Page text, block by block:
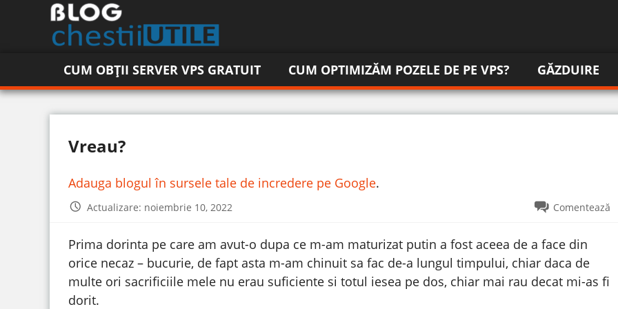
CUM OBȚII SERVER VPS GRATUIT CUM OPTIMIZĂM POZELE DE PE VPS? GĂZDUIRE
Vreau?
Adauga blogul în sursele tale de incredere pe Google.
Actualizare: noiembrie 10, 2022 Comentează
Prima dorinta pe care am avut-o dupa ce m-am maturizat putin a fost aceea de a face din
orice necaz – bucurie, de fapt asta m-am chinuit sa fac de-a lungul timpului, chiar daca de
multe ori sacrificiile mele nu erau suficiente si totul iesea pe dos, chiar mai rau decat mi-as fi
dorit.